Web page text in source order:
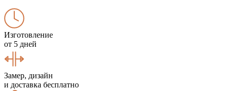
Изготовление
от 5 дней
Замер, дизайн
и доставка бесплатно